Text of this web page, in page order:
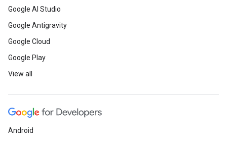
Google AI Studio
Google Antigravity
Google Cloud
Google Play
View all
Android